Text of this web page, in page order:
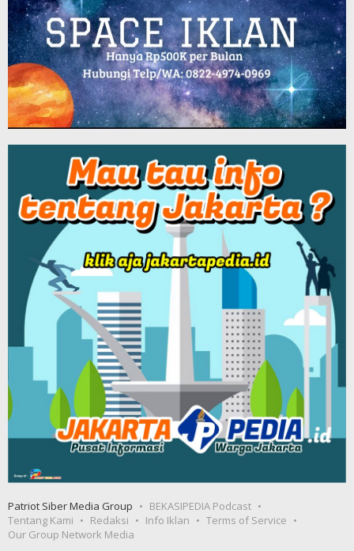
Patriot Siber Media Group
BEKASIPEDIA Podcast
Tentang Kami
Redaksi Info Iklan
Terms of Service
Our Group Network Media